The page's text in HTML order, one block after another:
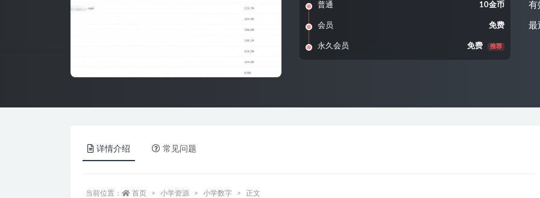
普通 10金币
会员 免费
永久会员 免费 推荐
有
最
详情介绍 常见问题
当前位置： 首页 小学资源 小学数字 正文